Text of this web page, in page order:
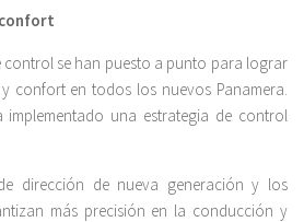
control se han puesto a punto para lograr
confort en todos los nuevos Panamera.
implementado una estrategia de control
dirección de nueva generación y los
más precisión en la conducción y